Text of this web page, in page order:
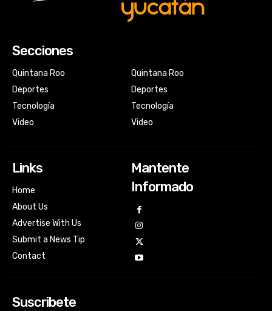
Secciones
Quintana Roo
Deportes
Tecnología
Video
Quintana Roo
Deportes
Tecnología
Video
Links
Home
About Us
Advertise With Us
Submit a News Tip
Contact
Mantente
Informado
Suscribete